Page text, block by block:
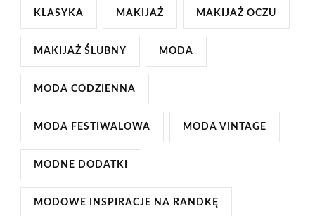
KLASYKA MAKIJAŻ MAKIJAŻ OCZU
MAKIJAŻ ŚLUBNY MODA
MODA CODZIENNA
MODA FESTIWALOWA MODA VINTAGE
MODNE DODATKI
MODOWE INSPIRACJE NA RANDKĘ